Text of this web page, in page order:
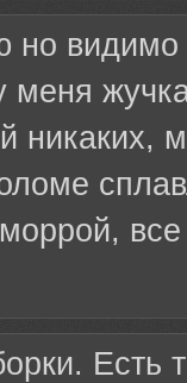
но видимо
меня
никаких,
Есть